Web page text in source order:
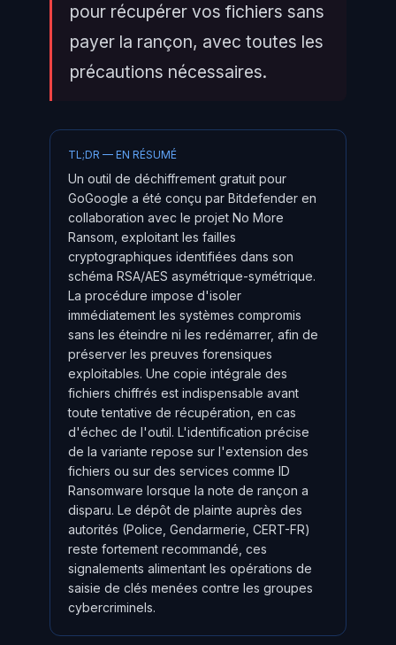
pour récupérer vos fichiers sans
payer la rançon, avec toutes les
précautions nécessaires.
TL;DR — EN RÉSUMÉ
Un outil de déchiffrement gratuit pour
GoGoogle a été conçu par Bitdefender en
collaboration avec le projet No More
Ransom, exploitant les failles
cryptographiques identifiées dans son
schéma RSA/AES asymétrique-symétrique.
La procédure impose d'isoler
immédiatement les systèmes compromis
sans les éteindre ni les redémarrer, afin de
préserver les preuves forensiques
exploitables. Une copie intégrale des
fichiers chiffrés est indispensable avant
toute tentative de récupération, en cas
d'échec de l'outil. L'identification précise
de la variante repose sur l'extension des
fichiers ou sur des services comme ID
Ransomware lorsque la note de rançon a
disparu. Le dépôt de plainte auprès des
autorités (Police, Gendarmerie, CERT-FR)
reste fortement recommandé, ces
signalements alimentant les opérations de
saisie de clés menées contre les groupes
cybercriminels.